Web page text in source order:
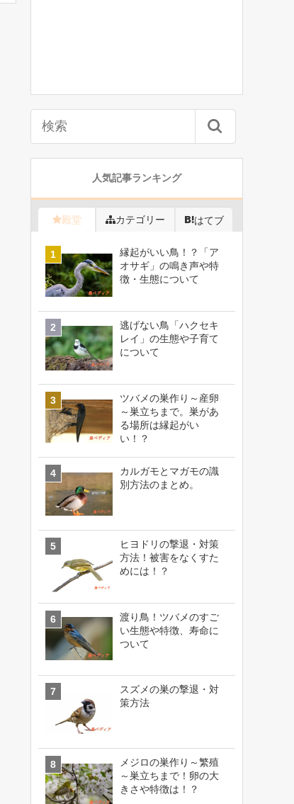
人気記事ランキング
殿堂 カテゴリー はてブ
縁起がいい鳥！？「ア
オサギ」の鳴き声や特
徴・生態について
逃げない鳥「ハクセキ
レイ」の生態や子育て
について
ツバメの巣作り～産卵
～巣立ちまで。巣があ
る場所は縁起がい
い！？
カルガモとマガモの識
別方法のまとめ。
ヒヨドリの撃退・対策
方法！被害をなくすた
めには！？
渡り鳥！ツバメのすご
い生態や特徴、寿命に
ついて
スズメの巣の撃退・対
策方法
メジロの巣作り～繁殖
～巣立ちまで！卵の大
きさや特徴は！？